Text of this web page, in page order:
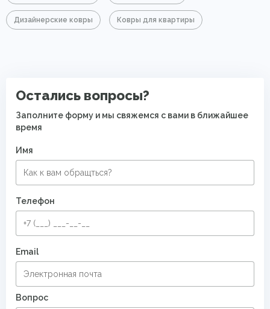
Дизайнерские ковры Ковры для квартиры
Остались вопросы?
Заполните форму и мы свяжемся с вами в ближайшее
время
Имя
Телефон
Email
Вопрос